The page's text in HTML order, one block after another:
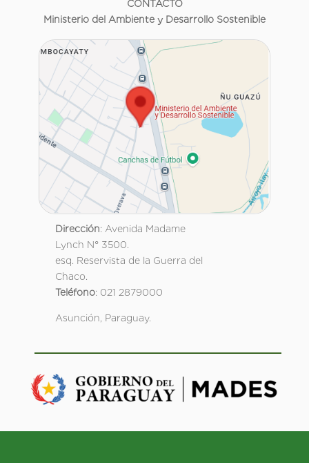
CONTACTO
Ministerio del Ambiente y Desarrollo Sostenible
Dirección: Avenida Madame
Lynch N° 3500.
esq. Reservista de la Guerra del
Chaco.
Teléfono: 021 2879000
Asunción, Paraguay.